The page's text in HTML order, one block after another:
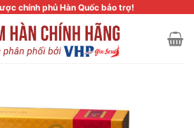
chính phủ Hàn Quốc bảo trợ!